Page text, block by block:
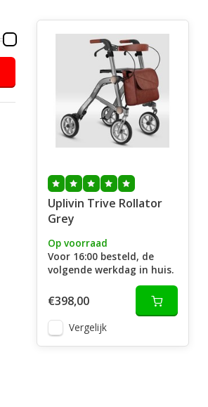
Uplivin Trive Rollator
Grey
Op voorraad
Voor 16:00 besteld, de
volgende werkdag in huis.
€398,00
Vergelijk